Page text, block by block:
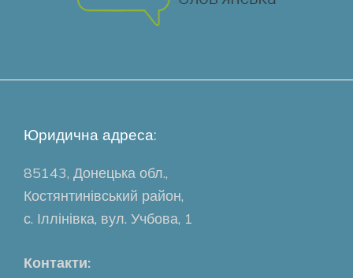
Юридична адреса:
85143, Донецька обл.,
Костянтинівський район,
с. Іллінівка, вул. Учбова, 1
Контакти: